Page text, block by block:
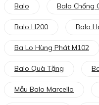
Balo Balo Chống
Balo H200 Balo
Ba Lo Hùng Phát M102
Balo Quà Tặng
Mẫu Balo Marcello